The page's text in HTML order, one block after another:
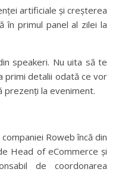
artificiale și creșterea
în primul panel al zilei la
speakeri. Nu uita să te
primi detalii odată ce vor
prezenți la eveniment.
Roweb încă din
Head of eCommerce și
de coordonarea